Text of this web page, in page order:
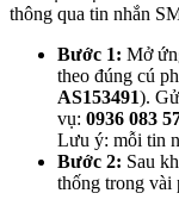
thông qua tin nhắn
Bước 1: Mở
theo đúng cú
AS153491).
vụ: 0936 083
Lưu ý: mỗi tin
Bước 2: Sau
thống trong vài